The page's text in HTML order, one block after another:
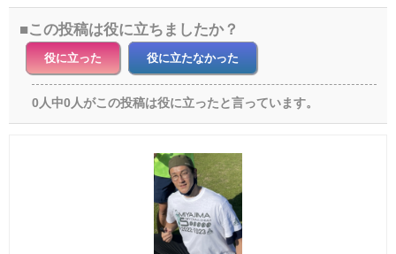
この投稿は役に立ちましたか？
役に立った 役に立たなかった
0人中0人がこの投稿は役に立ったと言っています。